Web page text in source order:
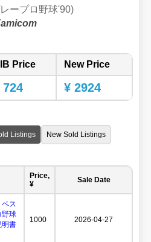
ープロ野球'90)
Price New Price
724 ¥ 2924
Listings New Sold Listings
Price,
¥
Sale Date
ス
野球
書
1000 2026-04-27